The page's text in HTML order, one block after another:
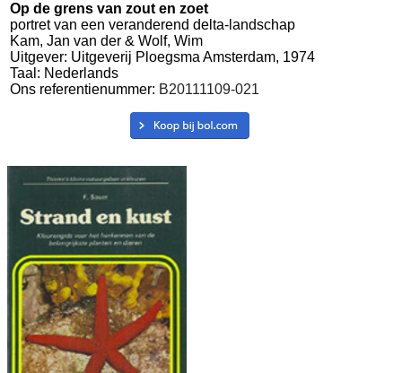
Op de grens van zout en zoet
portret van een veranderend delta-landschap
Kam, Jan van der & Wolf, Wim
Uitgever: Uitgeverij Ploegsma Amsterdam, 1974
Taal: Nederlands
Ons referentienummer: B20111109-021